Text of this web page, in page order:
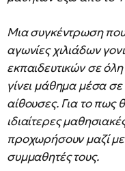
Μια συγκέντρωση που
αγωνίες χιλιάδων
εκπαιδευτικών σε
γίνει μάθημα μέσα
αίθουσες. Για το πως
ιδιαίτερες
προχωρήσουν μαζί
συμμαθητές τους.